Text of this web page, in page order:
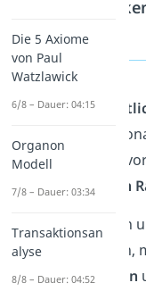
Rationales
Wirtschaft
Besonders aus
macht es Sinn
Dabei sprichst du
der
ökonomischen
Rational zu denken
bedeutet demnach,
begrenzten Mitteln
Die 5 Axiome
von Paul
Watzlawick
6/8 – Dauer: 04:15
Organon
Modell
7/8 – Dauer: 03:34
Transaktionsan
alyse
8/8 – Dauer: 04:52